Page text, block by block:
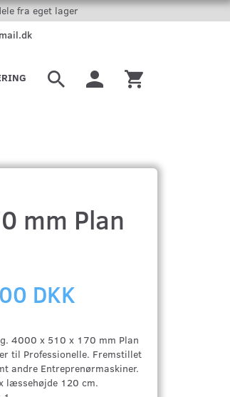
fra eget lager
mm Plan
DKK
4000 x 510 x 170 mm Plan
til Professionelle. Fremstillet
andre Entreprenørmaskiner.
læssehøjde 120 cm.